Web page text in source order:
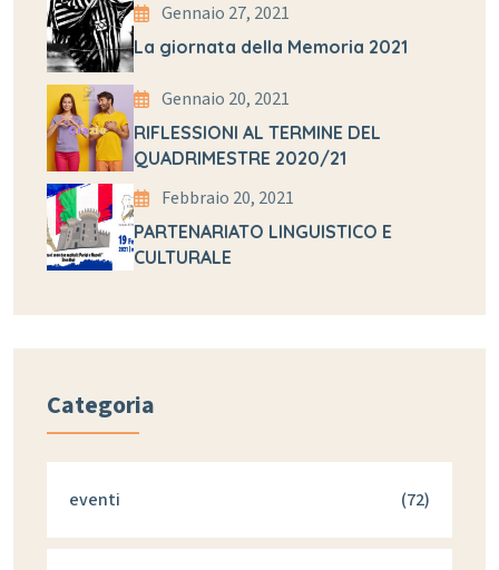
Gennaio 27, 2021
La giornata della Memoria 2021
Gennaio 20, 2021
RIFLESSIONI AL TERMINE DEL
QUADRIMESTRE 2020/21
Febbraio 20, 2021
PARTENARIATO LINGUISTICO E
CULTURALE
Categoria
eventi (72)